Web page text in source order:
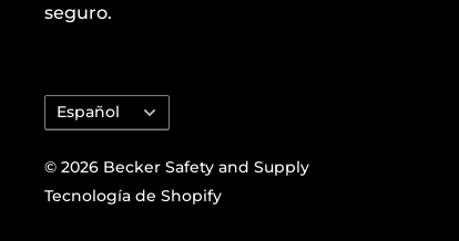
seguro.
Idioma
Español
© 2026 Becker Safety and Supply
Tecnología de Shopify